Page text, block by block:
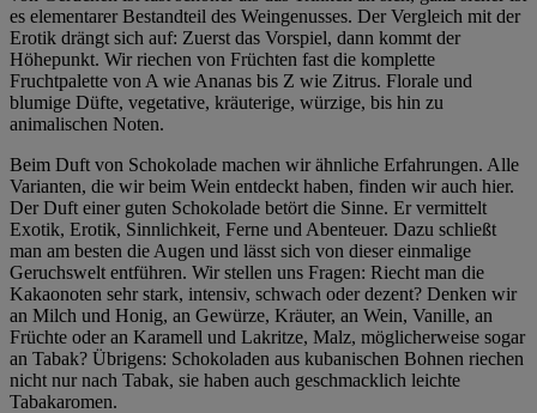
es elementarer Bestandteil des Weingenusses. Der Vergleich mit der
Erotik drängt sich auf: Zuerst das Vorspiel, dann kommt der
Höhepunkt. Wir riechen von Früchten fast die komplette
Fruchtpalette von A wie Ananas bis Z wie Zitrus. Florale und
blumige Düfte, vegetative, kräuterige, würzige, bis hin zu
animalischen Noten.
Beim Duft von Schokolade machen wir ähnliche Erfahrungen. Alle
Varianten, die wir beim Wein entdeckt haben, finden wir auch hier.
Der Duft einer guten Schokolade betört die Sinne. Er vermittelt
Exotik, Erotik, Sinnlichkeit, Ferne und Abenteuer. Dazu schließt
man am besten die Augen und lässt sich von dieser einmalige
Geruchswelt entführen. Wir stellen uns Fragen: Riecht man die
Kakaonoten sehr stark, intensiv, schwach oder dezent? Denken wir
an Milch und Honig, an Gewürze, Kräuter, an Wein, Vanille, an
Früchte oder an Karamell und Lakritze, Malz, möglicherweise sogar
an Tabak? Übrigens: Schokoladen aus kubanischen Bohnen riechen
nicht nur nach Tabak, sie haben auch geschmacklich leichte
Tabakaromen.